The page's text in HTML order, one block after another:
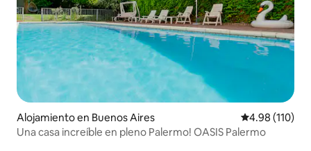
Alojamiento en Buenos Aires Calificación
4.98 (110)
Una casa increíble en pleno Palermo! OASIS Palermo